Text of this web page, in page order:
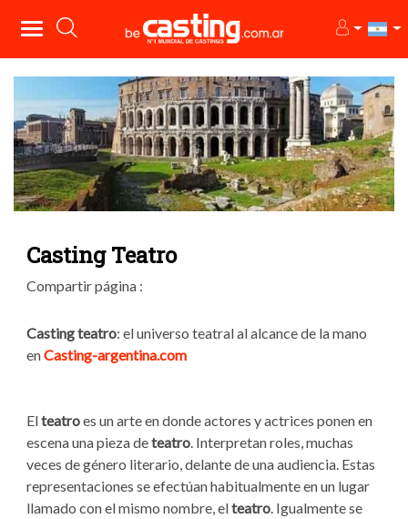
Casting Teatro
Compartir página :
Casting teatro: el universo teatral al alcance de la mano
enCasting-argentina.com
Elteatroes un arte en donde actores y actrices ponen en
escena una pieza deteatro. Interpretan roles, muchas
veces de género literario, delante de una audiencia. Estas
representaciones se efectúan habitualmente en un lugar
llamado con el mismo nombre, elteatro. Igualmente se